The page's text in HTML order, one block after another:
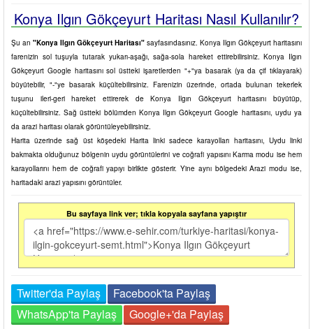
Konya Ilgın Gökçeyurt Haritası Nasıl Kullanılır?
Şu an "Konya Ilgın Gökçeyurt Haritası" sayfasındasınız. Konya Ilgın Gökçeyurt haritasını
farenizin sol tuşuyla tutarak yukarı-aşağı, sağa-sola hareket ettirebilirsiniz. Konya Ilgın
Gökçeyurt Google haritasını sol üstteki işaretlerden "+"ya basarak (ya da çif tıklayarak)
büyütebilir, "-"ye basarak küçültebilirsiniz. Farenizin üzerinde, ortada bulunan tekerlek
tuşunu ileri-geri hareket ettirerek de Konya Ilgın Gökçeyurt haritasını büyütüp,
küçültebilirsiniz. Sağ üstteki bölümden Konya Ilgın Gökçeyurt Google haritasını, uydu ya
da arazi haritası olarak görüntüleyebilirsiniz.
Harita üzerinde sağ üst köşedeki Harita linki sadece karayolları haritasını, Uydu linki
bakmakta olduğunuz bölgenin uydu görüntülerini ve coğrafi yapısını Karma modu ise hem
karayollarını hem de coğrafi yapıyı birlikte gösterir. Yine aynı bölgedeki Arazi modu ise,
haritadaki arazi yapısını görüntüler.
Bu sayfaya link ver; tıkla kopyala sayfana yapıştır
Twitter'da Paylaş
Facebook'ta Paylaş
WhatsApp'ta Paylaş
Google+'da Paylaş